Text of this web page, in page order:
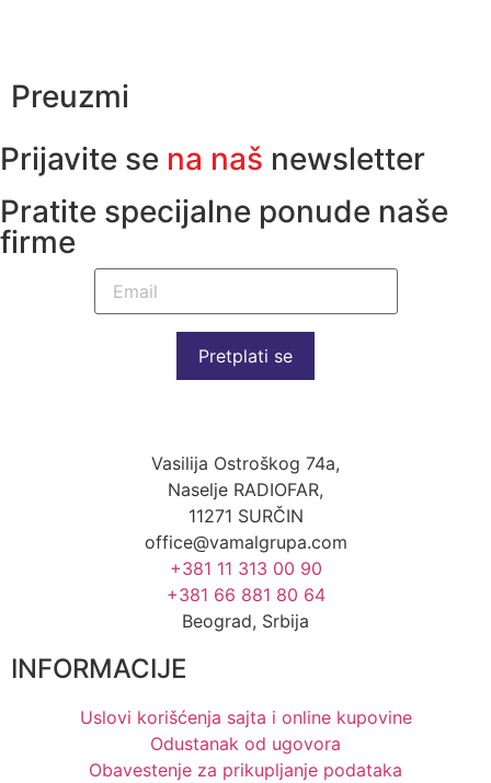
Preuzmi
Prijavite se na naš newsletter
Pratite specijalne ponude naše
firme
Pretplati se
Vasilija Ostroškog 74a,
Naselje RADIOFAR,
11271 SURČIN
office@vamalgrupa.com
+381 11 313 00 90
+381 66 881 80 64
Beograd, Srbija
INFORMACIJE
Uslovi korišćenja sajta i online kupovine
Odustanak od ugovora
Obavestenje za prikupljanje podataka